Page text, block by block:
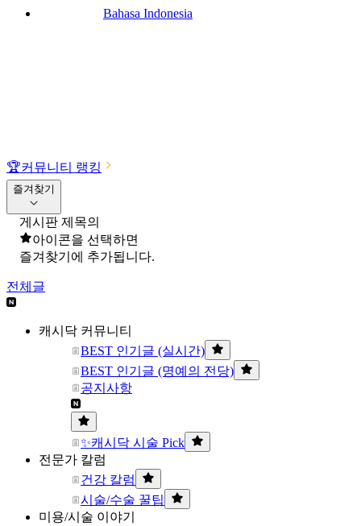
Bahasa Indonesia
🏆커뮤니티 랭킹
즐겨찾기
게시판 제목의
아이콘을 선택하면
즐겨찾기에 추가됩니다.
전체글
캐시닥 커뮤니티
BEST 인기글 (실시간)
BEST 인기글 (명예의 전당)
공지사항
✨캐시닥 시술 Pick
전문가 칼럼
건강 칼럼
시술/수술 꿀팁
미용/시술 이야기